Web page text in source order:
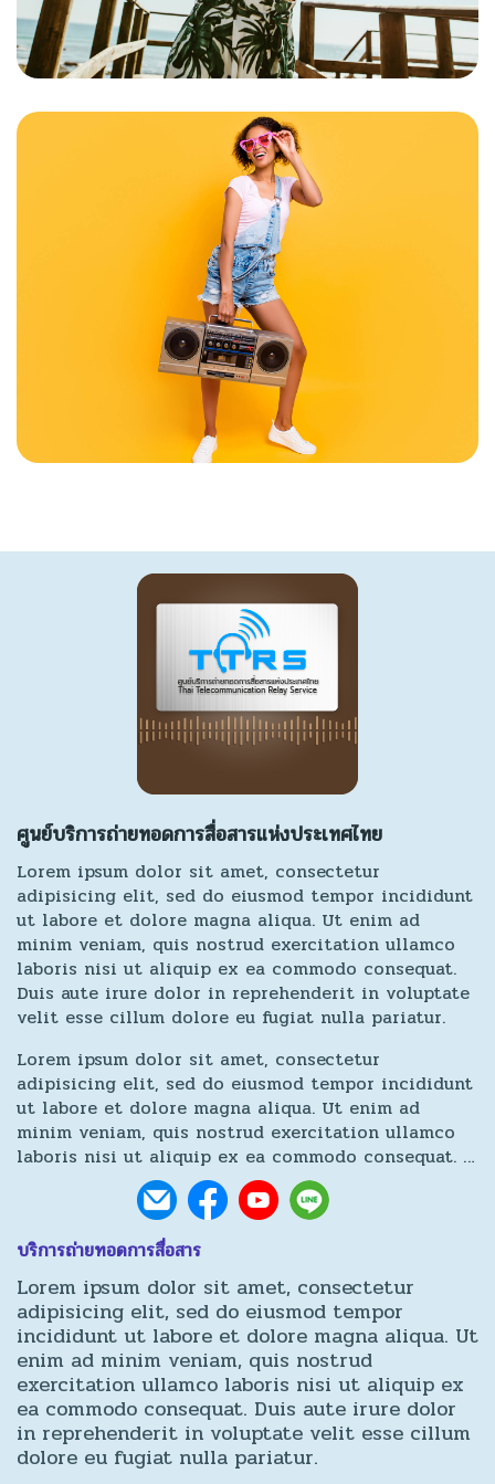
ศูนย์บริการถ่ายทอดการสื่อสารแห่งประเทศไทย
Lorem ipsum dolor sit amet, consectetur
adipisicing elit, sed do eiusmod tempor incididunt
ut labore et dolore magna aliqua. Ut enim ad
minim veniam, quis nostrud exercitation ullamco
laboris nisi ut aliquip ex ea commodo consequat.
Duis aute irure dolor in reprehenderit in voluptate
velit esse cillum dolore eu fugiat nulla pariatur.
Lorem ipsum dolor sit amet, consectetur
adipisicing elit, sed do eiusmod tempor incididunt
ut labore et dolore magna aliqua. Ut enim ad
minim veniam, quis nostrud exercitation ullamco
laboris nisi ut aliquip ex ea commodo consequat. …
บริการถ่ายทอดการสื่อสาร
Lorem ipsum dolor sit amet, consectetur
adipisicing elit, sed do eiusmod tempor
incididunt ut labore et dolore magna aliqua. Ut
enim ad minim veniam, quis nostrud
exercitation ullamco laboris nisi ut aliquip ex
ea commodo consequat. Duis aute irure dolor
in reprehenderit in voluptate velit esse cillum
dolore eu fugiat nulla pariatur.